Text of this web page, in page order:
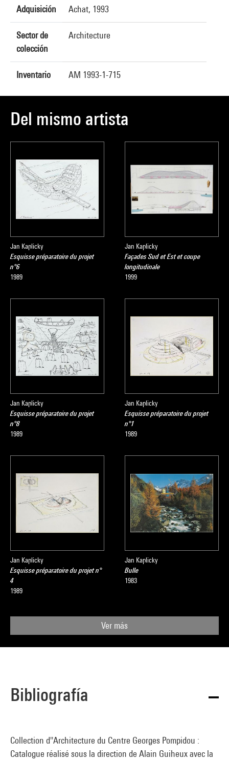
Adquisición Achat, 1993
Sector de
colección
Architecture
Inventario AM 1993-1-715
Del mismo artista
Jan Kaplicky
Esquisse préparatoire du projet
n°6
1989
Jan Kaplicky
Façades Sud et Est et coupe
longitudinale
1999
Jan Kaplicky
Esquisse préparatoire du projet
n°8
1989
Jan Kaplicky
Esquisse préparatoire du projet
n°1
1989
Jan Kaplicky
Esquisse préparatoire du projet n°
4
1989
Jan Kaplicky
Bulle
1983
Ver más
Bibliografía
Collection d''Architecture du Centre Georges Pompidou :
Catalogue réalisé sous la direction de Alain Guiheux avec la